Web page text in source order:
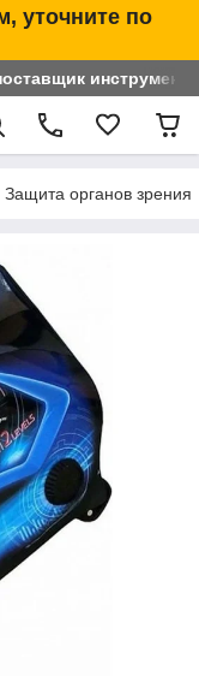
уточните по
Защита органов зрения